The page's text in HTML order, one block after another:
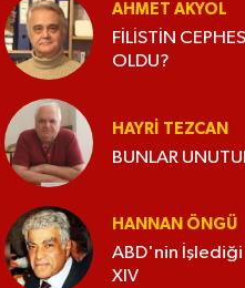
AHMET AKYOL
FİLİSTİN
OLDU?
HAYRI TEZCAN
BUNLAR
HANNAN ÖNGÜ
ABD'nin İşlediği
XIV